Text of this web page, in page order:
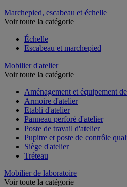
Marchepied, escabeau et échelle
Voir toute la catégorie
Échelle
Escabeau et marchepied
Mobilier d'atelier
Voir toute la catégorie
Aménagement et équipement
Armoire d'atelier
Etabli d'atelier
Panneau perforé d'atelier
Poste de travail d'atelier
Pupitre et poste de contrôle
Siège d'atelier
Tréteau
Mobilier de laboratoire
Voir toute la catégorie